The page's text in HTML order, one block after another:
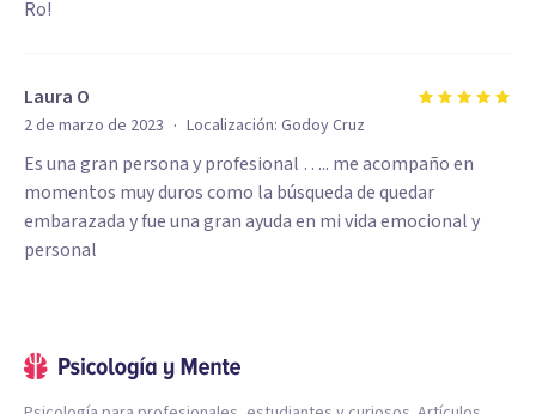
Ro!
Laura O
2 de marzo de 2023 · Localización: Godoy Cruz
Es una gran persona y profesional ….. me acompaño en
momentos muy duros como la búsqueda de quedar
embarazada y fue una gran ayuda en mi vida emocional y
personal